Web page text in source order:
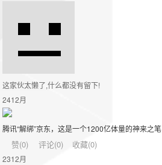
这家伙太懒了,什么都没有留下!
2412月
腾讯“解绑”京东，这是一个1200亿体量的神来之笔
赞(0) 评论(0) 收藏(0)
2312月